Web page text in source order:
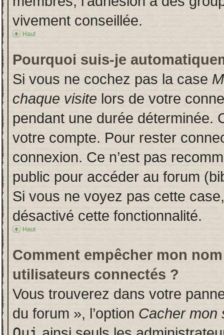
vivement conseillée.
Haut
Pourquoi suis-je
Si vous ne cochez pas la case
chaque visite lors de votre
pendant une durée déterminée.
votre compte. Pour rester
connexion. Ce n’est pas
public pour accéder au forum
Si vous ne voyez pas cette
désactivé cette fonctionnalité.
Haut
Comment empêcher mon
utilisateurs connectés ?
Vous trouverez dans votre
du forum », l’option Cacher mon